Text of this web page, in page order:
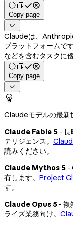
Copy page

Claudeは、
プラットフォームで
などを含むタスクに
Copy page


Claudeモデルの最新
Claude Fable 5 - 長
テリジェンス。
読みください。
Claude Mythos 5 -
有します。 Project
す。
Claude Opus 5 - 複
ライズ業務向け。